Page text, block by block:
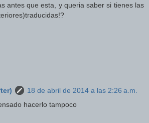
antes que esta, y queria saber si tienes las
18 de abril de 2014 a las 2:26 a.m.
hacerlo tampoco